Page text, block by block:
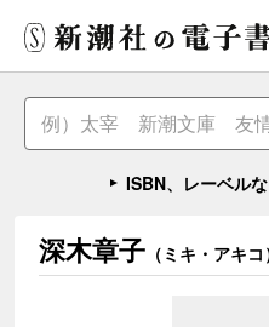
ISBN、レーベル
深木章子 （ミキ・アキコ